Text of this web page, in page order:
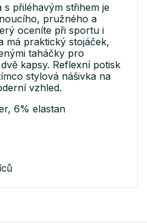
přiléhavým střihem je
pružného a
oceníte při sportu i
má praktický stojáček,
taháčky pro
kapsy. Reflexní potisk
stylová nášivka na
vzhled.
6% elastan